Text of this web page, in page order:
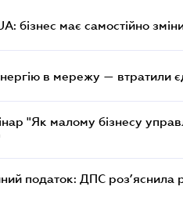
бізнес має самостійно
в мережу — втратили
"Як малому бізнесу
податок: ДПС роз’яснила